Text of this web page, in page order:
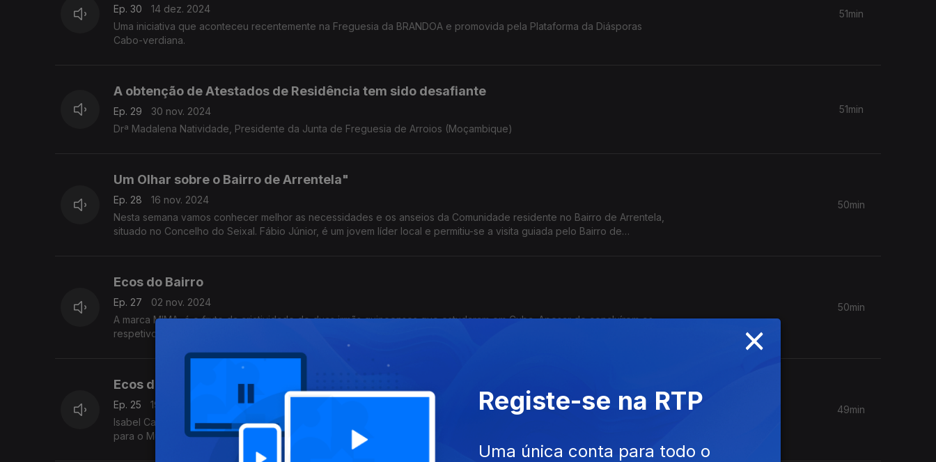
Ep. 30
14 dez. 2024
Uma iniciativa que aconteceu recentemente na Freguesia da BRANDOA e promovida pela Plataforma da Diásporas
Cabo-verdiana.
51min
A obtenção de Atestados de Residência tem sido desafiante
Ep. 29
30 nov. 2024
Drª Madalena Natividade, Presidente da Junta de Freguesia de Arroios (Moçambique)
51min
Um Olhar sobre o Bairro de Arrentela"
Ep. 28
16 nov. 2024
Nesta semana vamos conhecer melhor as necessidades e os anseios da Comunidade residente no Bairro de Arrentela,
situado no Concelho do Seixal. Fábio Júnior, é um jovem líder local e permitiu-se a visita guiada pelo Bairro de
50min
Ecos do Bairro
Ep. 27
02 nov. 2024
A marca MIMA, é o fruto da criatividade de duas irmãs guineenses que estudaram em Cuba. Apesar de concluírem os
respetivos cursos superiores, abraçam o mundo do empreendedorismo para a autonomia financeira.
50min
Ecos do Bairro
Ep. 25
19 out. 2024
Isabel Cardoso é natural da Guiné Bissau. A Empresaria guineense é produtora de marca própria a partir de Portugal
para o Mundo.
49min
×
Registe-se na RTP
Uma única conta para todo o